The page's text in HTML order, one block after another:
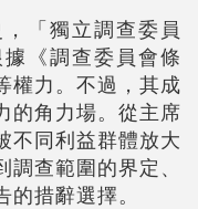
「獨立調查委員
《調查委員會條
權力。不過，其成
的角力場。從主席
不同利益群體放大
查範圍的界定、
措辭選擇。